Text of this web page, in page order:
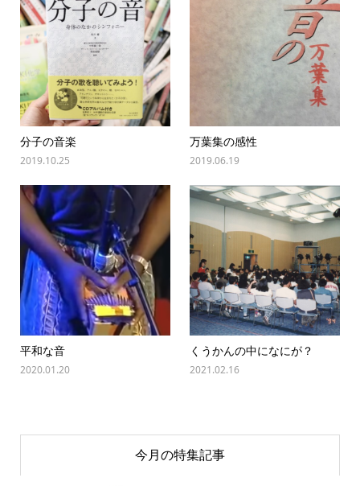
分子の音楽
2019.10.25
万葉集の感性
2019.06.19
平和な音
2020.01.20
くうかんの中になにが？
2021.02.16
今月の特集記事